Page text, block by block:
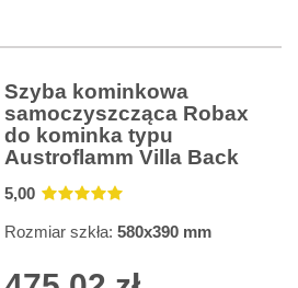
Szyba kominkowa
samoczyszcząca Robax
do kominka typu
Austroflamm Villa Back
5,00
Rozmiar szkła: 580x390 mm